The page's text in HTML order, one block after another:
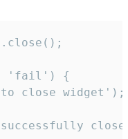
'fail') {
close widget');